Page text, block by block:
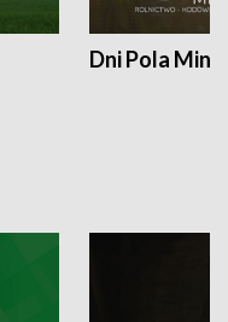
Dni Pola